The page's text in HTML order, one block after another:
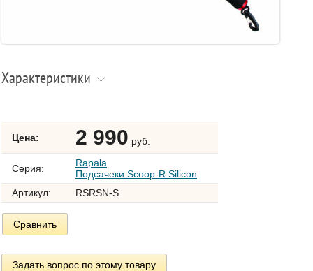
Характеристики
Цена: 2 990 руб.
Серия:
Rapala
Подсачеки Scoop-R Silicon
Артикул:
RSRSN-S
Сравнить
Задать вопрос по этому товару